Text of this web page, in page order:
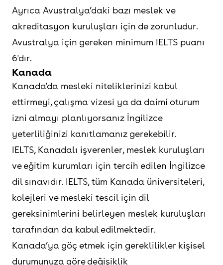
Ayrıca Avustralya’daki bazı meslek ve
akreditasyon kuruluşları için de zorunludur.
Avustralya için gereken minimum IELTS puanı
6'dır.
Kanada
Kanada'da mesleki niteliklerinizi kabul
ettirmeyi, çalışma vizesi ya da daimi oturum
izni almayı planlıyorsanız İngilizce
yeterliliğinizi kanıtlamanız gerekebilir.
IELTS, Kanadalı işverenler, meslek kuruluşları
ve eğitim kurumları için tercih edilen İngilizce
dil sınavıdır. IELTS, tüm Kanada üniversiteleri,
kolejleri ve mesleki tescil için dil
gereksinimlerini belirleyen meslek kuruluşları
tarafından da kabul edilmektedir.
Kanada’ya göç etmek için gereklilikler kişisel
durumunuza göre değişiklik